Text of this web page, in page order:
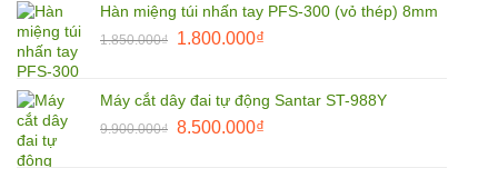
3.800.000₫.là:
2.790.000₫.
Hàn miệng túi nhấn tay PFS-300 (vỏ thép) 8mm
1.850.000₫
Giá
1.850.000₫.
1.800.000₫Giá
là:
1.800.000₫.
Máy cắt dây đai tự động Santar ST-988Y
9.900.000₫ Giá
8.500.000₫Giá